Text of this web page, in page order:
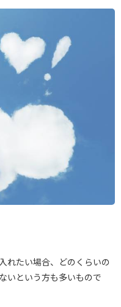
れたい場合、どのくらいの
いという方も多いもので